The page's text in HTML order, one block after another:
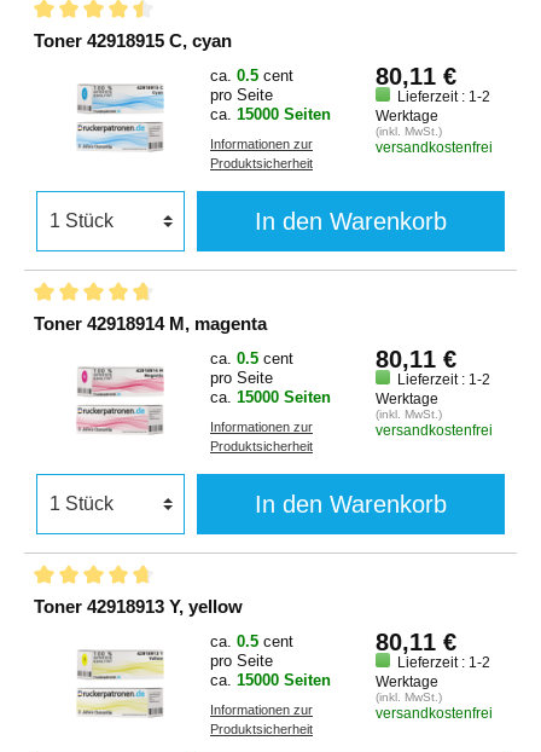
Toner 42918915 C, cyan
ca. 0.5 cent
pro Seite
ca. 15000 Seiten
Informationen zur
Produktsicherheit
80,11 €
Lieferzeit : 1-2
Werktage
(inkl. MwSt.)
versandkostenfrei
In den Warenkorb
Toner 42918914 M, magenta
ca. 0.5 cent
pro Seite
ca. 15000 Seiten
Informationen zur
Produktsicherheit
80,11 €
Lieferzeit : 1-2
Werktage
(inkl. MwSt.)
versandkostenfrei
In den Warenkorb
Toner 42918913 Y, yellow
ca. 0.5 cent
pro Seite
ca. 15000 Seiten
Informationen zur
Produktsicherheit
80,11 €
Lieferzeit : 1-2
Werktage
(inkl. MwSt.)
versandkostenfrei